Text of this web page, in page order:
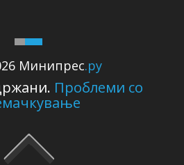
Минипрес.ру
Проблеми со